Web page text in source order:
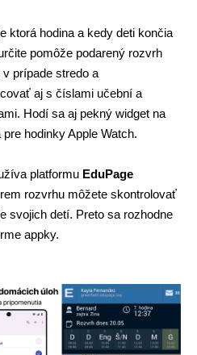
ktorá hodina a kedy deti končia
pomôže podarený rozvrh
prípade stredo a
aj s číslami učební a
Hodí sa aj pekný widget na
hodinky Apple Watch.
platformu EduPage
rozvrhu môžete skontrolovať
svojich detí. Preto sa rozhodne
appky.